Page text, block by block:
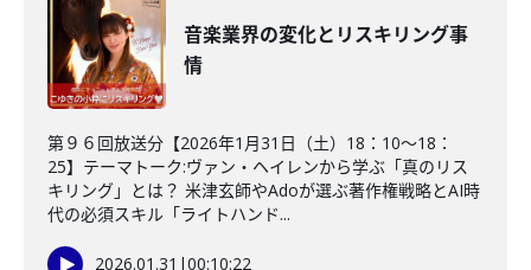
音楽業界の変化とリスキリング事
情
第９６回放送分【2026年1月31日（土）18：10～18：
25】テーマトーク:ヴァン・ヘイレンから学ぶ「真のリス
キリング」とは？ 米津玄師やAdoが選ぶ著作権戦略とAI時
代の必須スキル「ライトハンド...
2026.01.31 |00:10:22